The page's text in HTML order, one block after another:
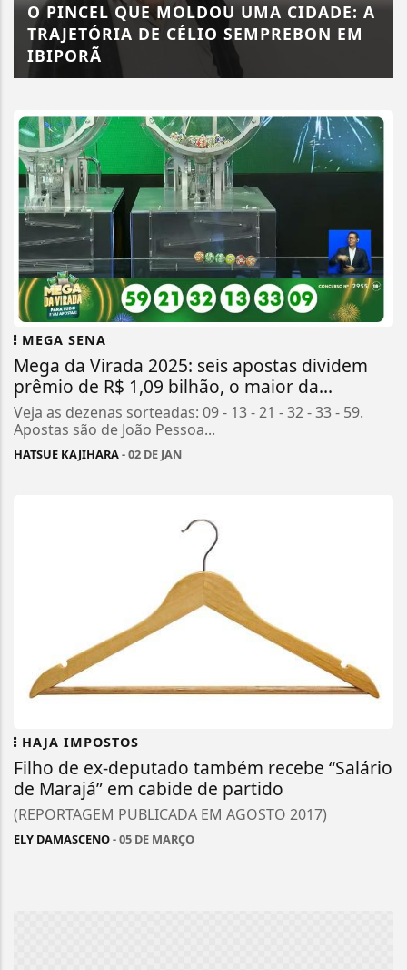
O PINCEL QUE MOLDOU UMA CIDADE: A
TRAJETÓRIA DE CÉLIO SEMPREBON EM
IBIPORÃ
MEGA SENA
Mega da Virada 2025: seis apostas dividem
prêmio de R$ 1,09 bilhão, o maior da...
Veja as dezenas sorteadas: 09 - 13 - 21 - 32 - 33 - 59.
Apostas são de João Pessoa...
HATSUE KAJIHARA- 02 DE JAN
HAJA IMPOSTOS
Filho de ex-deputado também recebe “Salário
de Marajá” em cabide de partido
(REPORTAGEM PUBLICADA EM AGOSTO 2017)
ELY DAMASCENO- 05 DE MARÇO